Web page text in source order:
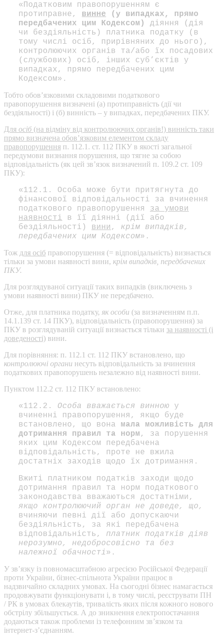
«Податковим правопорушенням є
протиправне, винне
(у випадках, прямо
передбачених цим Кодексом)
діяння (дія
чи бездіяльність) платника податку (в
тому числі осіб, прирівняних до нього),
контролюючих органів та/або їх посадових
(службових) осіб, інших суб’єктів у
випадках, прямо передбачених цим
Кодексом».
Тобто обов’язковими складовими податкового
правопорушення визначені (а) протиправність (дії чи
бездіяльності) і (б) винність – у випадках, передбачених ПКУ.
Для осіб (на відміну від контролюючих органів!) винність таки
прямо визначена обов’язковим елементом складу
правопорушення п. 112.1. ст. 112 ПКУ в якості загальної
передумови визнання порушення, що тягне за собою
відповідальність (як цей зв’язок визначений п. 109.2 ст. 109
ПКУ):
«112.1. Особа може бути притягнута до
фінансової відповідальності за вчинення
податкового правопорушення за умови
наявності в її діянні (дії або
бездіяльності) вини , крім випадків,
передбачених цим Кодексом».
Тож для осіб правопорушення (= відповідальність) визнається
тільки за умови наявності вини, крім випадків, передбачених
ПКУ.
Для розглядуваної ситуації таких випадків (виключень з
умови наявності вини) ПКУ не передбачено.
Отже, для платника податку, як особи (за визначенням п.п.
14.1.139 ст. 14 ПКУ), відповідальність (правопорушення) за
ПКУ в розглядуваній ситуації визнається тільки за наявності (і
доведеності) вини.
Для порівняння: п. 112.1 ст. 112 ПКУ встановлено, що
контролюючі органи несуть відповідальність за вчинення
податкових правопорушень незалежно від наявності вини.
Пунктом 112.2 ст. 112 ПКУ встановлено:
«112.2. Особа вважається винною у
вчиненні правопорушення, якщо буде
встановлено, що вона мала можливість для
дотримання правил та норм, за порушення
яких цим Кодексом передбачена
відповідальність, проте не вжила
достатніх заходів щодо їх дотримання.
Вжиті платником податків заходи щодо
дотримання правил та норм податкового
законодавства вважаються достатніми,
якщо контролюючий орган не доведе, що,
вчиняючи певні дії або допускаючи
бездіяльність, за які передбачена
відповідальність, платник податків діяв
нерозумно, недобросовісно та без
належної обачності».
У зв’язку із повномасштабною агресією Російської Федерації
проти України, бізнес-спільнота України працює в
надзвичайно складних умовах. На сьогодні бізнес намагається
продовжувати функціонувати і, в тому числі, реєструвати ПН
/ РК в умовах блекаутів, тривалість яких після кожного нового
обстрілу збільшується. А до зникнення електропостачання
додаються також проблеми із телефонним зв’язком та
інтернет-з’єднанням.